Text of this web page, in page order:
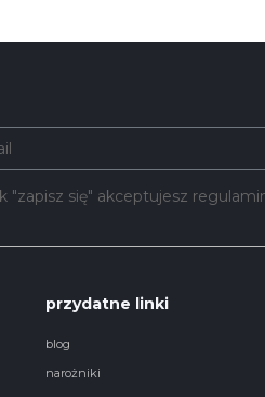
"zapisz się" akceptujesz
przydatne linki
blog
narożniki